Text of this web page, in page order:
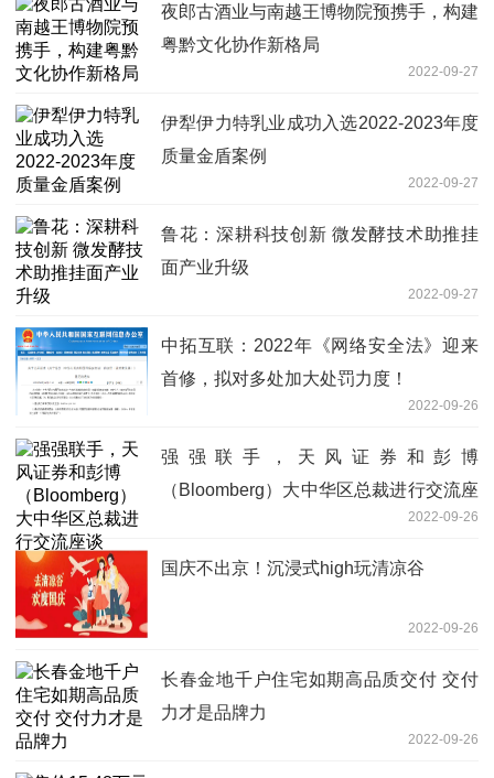
夜郎古酒业与南越王博物院预携手，构建
粤黔文化协作新格局
2022-09-27
伊犁伊力特乳业成功入选2022-2023年度
质量金盾案例
2022-09-27
鲁花：深耕科技创新 微发酵技术助推挂
面产业升级
2022-09-27
中拓互联：2022年《网络安全法》迎来
首修，拟对多处加大处罚力度！
2022-09-26
强强联手，天风证券和彭博
（Bloomberg）大中华区总裁进行交流座
2022-09-26
国庆不出京！沉浸式high玩清凉谷
2022-09-26
长春金地千户住宅如期高品质交付 交付
力才是品牌力
2022-09-26